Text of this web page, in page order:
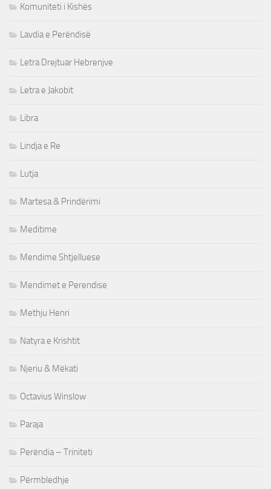
Komuniteti i Kishës
Lavdia e Perëndisë
Letra Drejtuar Hebrenjve
Letra e Jakobit
Libra
Lindja e Re
Lutja
Martesa & Prindërimi
Meditime
Mendime Shtjelluese
Mendimet e Perendise
Methju Henri
Natyra e Krishtit
Njeriu & Mëkati
Octavius Winslow
Paraja
Perëndia – Triniteti
Përmbledhje